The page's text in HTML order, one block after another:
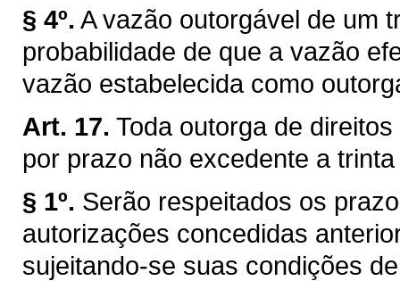
§ 4º. A vazão outorgável de um
probabilidade de que a vazão
vazão estabelecida como
Art. 17. Toda outorga de
por prazo não excedente a
§ 1º. Serão respeitados os
autorizações concedidas
sujeitando-se suas condições